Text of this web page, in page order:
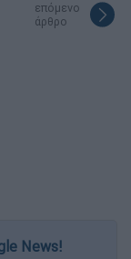
επόμενο
άρθρο
News!